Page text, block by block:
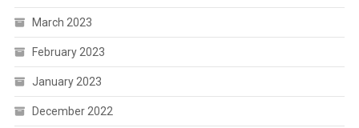
March 2023
February 2023
January 2023
December 2022